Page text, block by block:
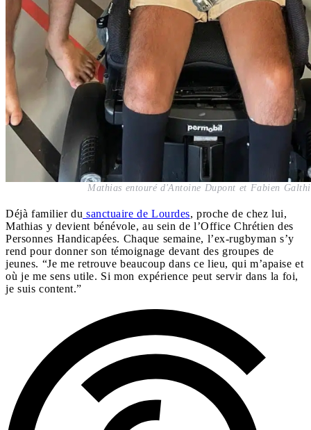
Mathias entouré d'Antoine Dupont et Fabien
Déjà familier du sanctuaire de Lourdes, proche de chez lui,
Mathias y devient bénévole, au sein de l’Office Chrétien des
Personnes Handicapées. Chaque semaine, l’ex-rugbyman s’y
rend pour donner son témoignage devant des groupes de
jeunes. “Je me retrouve beaucoup dans ce lieu, qui m’apaise et
où je me sens utile. Si mon expérience peut servir dans la foi,
je suis content.”